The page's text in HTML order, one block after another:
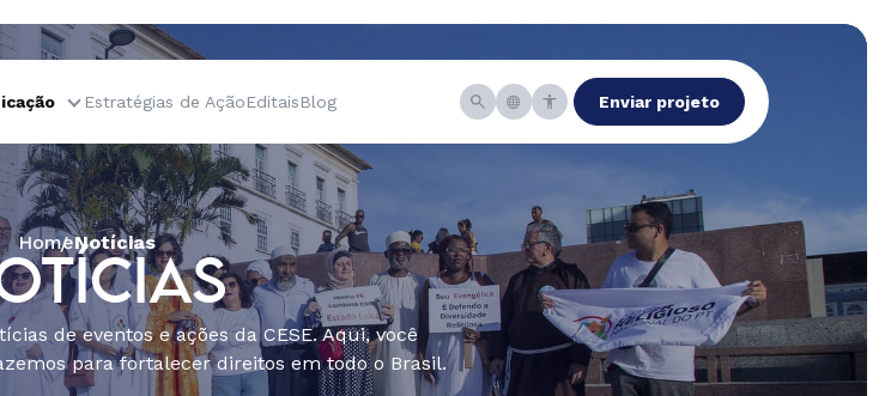
Estratégias de AçãoEditaisBlog Enviar projeto
HomeNotícias
de eventos e ações da CESE. Aqui, você
para fortalecer direitos em todo o Brasil.